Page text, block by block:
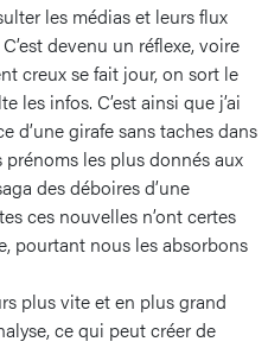
les médias et leurs flux
devenu un réflexe, voire
creux se fait jour, on sort le
infos. C’est ainsi que j’ai
d’une girafe sans taches dans
les plus donnés aux
des déboires d’une
ces nouvelles n’ont certes
pourtant nous les absorbons
plus vite et en plus grand
ce qui peut créer de